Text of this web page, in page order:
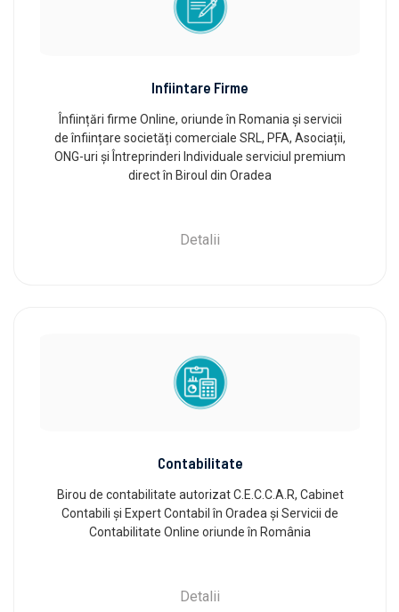
Infiintare Firme
Înființări firme Online, oriunde în Romania și servicii
de înființare societăți comerciale SRL, PFA, Asociații,
ONG-uri și Întreprinderi Individuale serviciul premium
direct în Biroul din Oradea
Detalii
Contabilitate
Birou de contabilitate autorizat C.E.C.C.A.R, Cabinet
Contabili și Expert Contabil în Oradea și Servicii de
Contabilitate Online oriunde în România
Detalii